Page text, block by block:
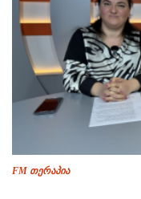
FM თერაპია